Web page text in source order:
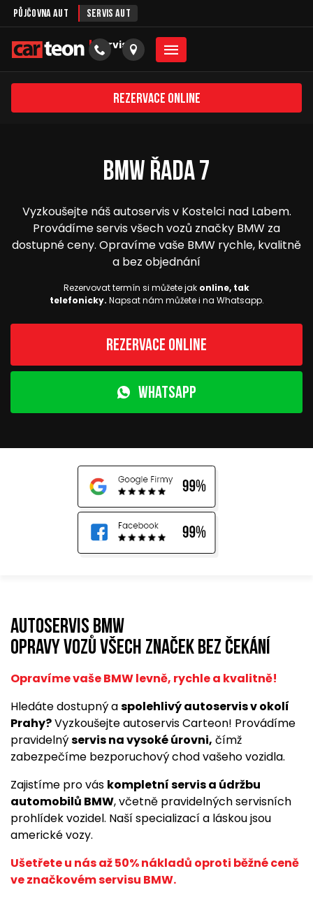
Půjčovna aut Servis aut
servis
Rezervace online
BMW řada 7
Vyzkoušejte náš autoservis v Kostelci nad Labem.
Provádíme servis všech vozů značky BMW za
dostupné ceny. Opravíme vaše BMW rychle, kvalitně
a bez objednání
Rezervovat termín si můžete jak online, tak
telefonicky. Napsat nám můžete i na Whatsapp.
Rezervace online
WhatsApp
Autoservis BMW
opravy vozů všech značek bez čekání
Opravíme vaše BMW levně, rychle a kvalitně!
Hledáte dostupný aspolehlivý autoservis v okolí
Prahy?Vyzkoušejte autoservis Carteon! Provádíme
pravidelnýservis na vysoké úrovni, čímž
zabezpečíme bezporuchový chod vašeho vozidla.
Zajistíme pro vás kompletní servis a údržbu
automobilů BMW, včetně pravidelných servisních
prohlídek vozidel. Naší specializací a láskou jsou
americké vozy.
Ušetřete u nás až 50% nákladů oproti běžné ceně
ve značkovém servisu BMW.